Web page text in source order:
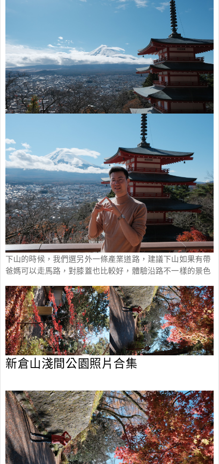
下山的時候，我們選另外一條產業道路，建議下山如果有帶
爸媽可以走馬路，對膝蓋也比較好，體驗沿路不一樣的景色
新倉山淺間公園照片合集